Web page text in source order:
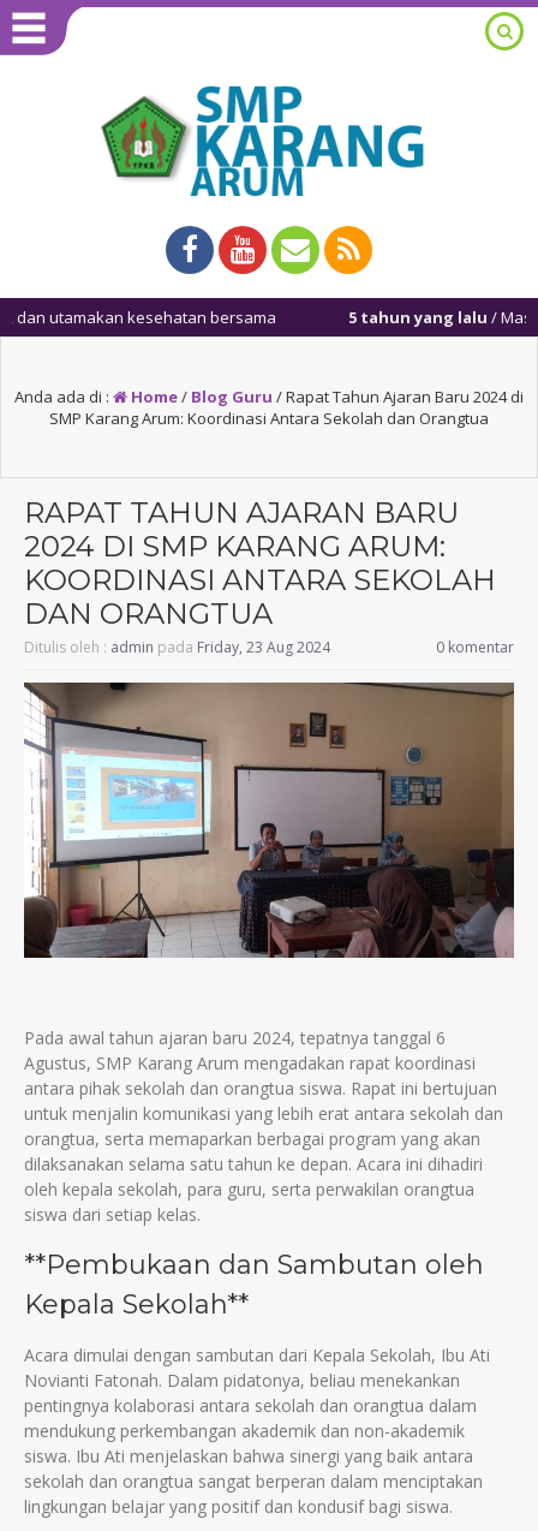
kesehatan bersama 5 tahun yang lalu/ Masuk kembali
Anda ada di : Home/ Blog Guru /Rapat Tahun Ajaran Baru 2024 di
SMP Karang Arum: Koordinasi Antara Sekolah dan Orangtua
RAPAT TAHUN AJARAN BARU
2024 DI SMP KARANG ARUM:
KOORDINASI ANTARA SEKOLAH
DAN ORANGTUA
Ditulis oleh : admin pada Friday, 23 Aug 2024 0 komentar
Pada awal tahun ajaran baru 2024, tepatnya tanggal 6
Agustus, SMP Karang Arum mengadakan rapat koordinasi
antara pihak sekolah dan orangtua siswa. Rapat ini bertujuan
untuk menjalin komunikasi yang lebih erat antara sekolah dan
orangtua, serta memaparkan berbagai program yang akan
dilaksanakan selama satu tahun ke depan. Acara ini dihadiri
oleh kepala sekolah, para guru, serta perwakilan orangtua
siswa dari setiap kelas.
**Pembukaan dan Sambutan oleh
Kepala Sekolah**
Acara dimulai dengan sambutan dari Kepala Sekolah, Ibu Ati
Novianti Fatonah. Dalam pidatonya, beliau menekankan
pentingnya kolaborasi antara sekolah dan orangtua dalam
mendukung perkembangan akademik dan non-akademik
siswa. Ibu Ati menjelaskan bahwa sinergi yang baik antara
sekolah dan orangtua sangat berperan dalam menciptakan
lingkungan belajar yang positif dan kondusif bagi siswa.